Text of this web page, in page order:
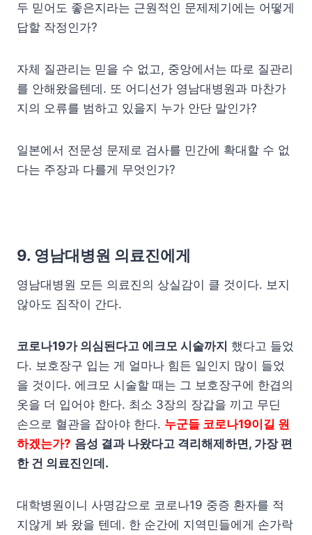
두 믿어도 좋은지라는 근원적인 문제제기에는 어떻게
답할 작정인가?
자체 질관리는 믿을 수 없고, 중앙에서는 따로 질관리
를 안해왔을텐데. 또 어디선가 영남대병원과 마찬가
지의 오류를 범하고 있을지 누가 안단 말인가?
일본에서 전문성 문제로 검사를 민간에 확대할 수 없
다는 주장과 다를게 무엇인가?
9. 영남대병원 의료진에게
영남대병원 모든 의료진의 상실감이 클 것이다. 보지
않아도 짐작이 간다.
코로나19가 의심된다고 에크모 시술까지 했다고 들었
다. 보호장구 입는 게 얼마나 힘든 일인지 많이 들었
을 것이다. 에크모 시술할 때는 그 보호장구에 한겹의
옷을 더 입어야 한다. 최소 3장의 장갑을 끼고 무딘
손으로 혈관을 잡아야 한다. 누군들 코로나19이길 원
하겠는가? 음성 결과 나왔다고 격리해제하면, 가장 편
한 건 의료진인데.
대학병원이니 사명감으로 코로나19 중증 환자를 적
지않게 봐 왔을 텐데. 한 순간에 지역민들에게 손가락